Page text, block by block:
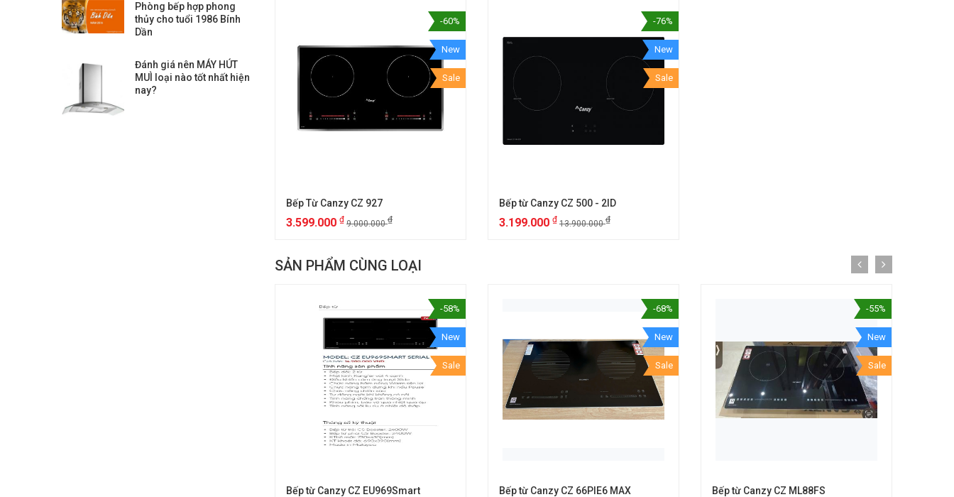
-60%
New
Sale
Bếp Từ Canzy CZ 927
3.599.000 ₫ 9.000.000₫
-76%
New
Sale
Bếp từ Canzy CZ 500 - 2ID
3.199.000 ₫ 13.900.000₫
SẢN PHẨM CÙNG LOẠI
-58%
New
Sale
Bếp từ Canzy CZ EU969Smart
-68%
New
Sale
Bếp từ Canzy CZ 66PIE6 MAX
-55%
New
Sale
Bếp từ Canzy CZ ML88FS
Phòng bếp hợp phong
thủy cho tuổi 1986 Bính
Dần
Đánh giá nên MÁY HÚT
MUÌ loại nào tốt nhất hiện
nay?